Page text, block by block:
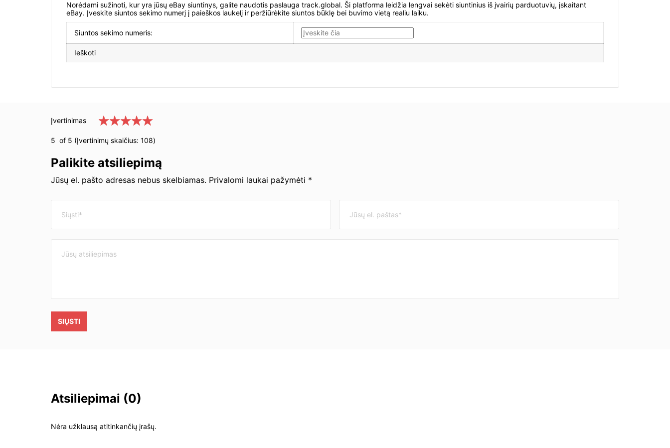
Norėdami sužinoti, kur yra jūsų eBay siuntinys, galite naudotis paslauga track.global. Ši platforma leidžia lengvai sekėti siuntinius iš įvairių parduotuvių, įskaitant
eBay. Įveskite siuntos sekimo numerį į paieškos laukelį ir peržiūrėkite siuntos būklę bei buvimo vietą realiu laiku.
Siuntos sekimo numeris:
Ieškoti
Įvertinimas
5 of 5 (Įvertinimų skaičius: 108)
Palikite atsiliepimą
Jūsų el. pašto adresas nebus skelbiamas. Privalomi laukai pažymėti *
SIŲSTI
Atsiliepimai (0)
Nėra užklausą atitinkančių įrašų.